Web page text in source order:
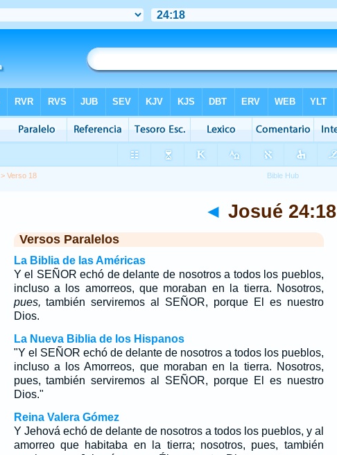
> Verso 18
◄ Josué 24:18
Versos Paralelos
La Biblia de las Américas
Y el SEÑOR echó de delante de nosotros a todos los pueblos,
incluso a los amorreos, que moraban en la tierra. Nosotros,
pues, también serviremos al SEÑOR, porque El es nuestro
Dios.
La Nueva Biblia de los Hispanos
"Y el SEÑOR echó de delante de nosotros a todos los pueblos,
incluso a los Amorreos, que moraban en la tierra. Nosotros,
pues, también serviremos al SEÑOR, porque El es nuestro
Dios."
Reina Valera Gómez
Y Jehová echó de delante de nosotros a todos los pueblos, y al
amorreo que habitaba en la tierra; nosotros, pues, también